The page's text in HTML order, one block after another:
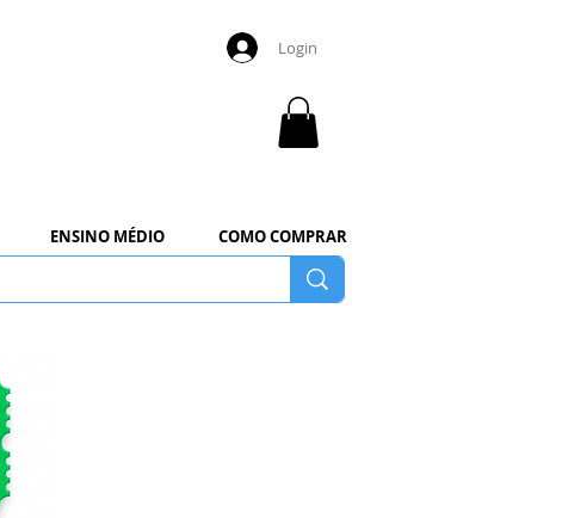
Login
ENSINO MÉDIO COMO COMPRAR